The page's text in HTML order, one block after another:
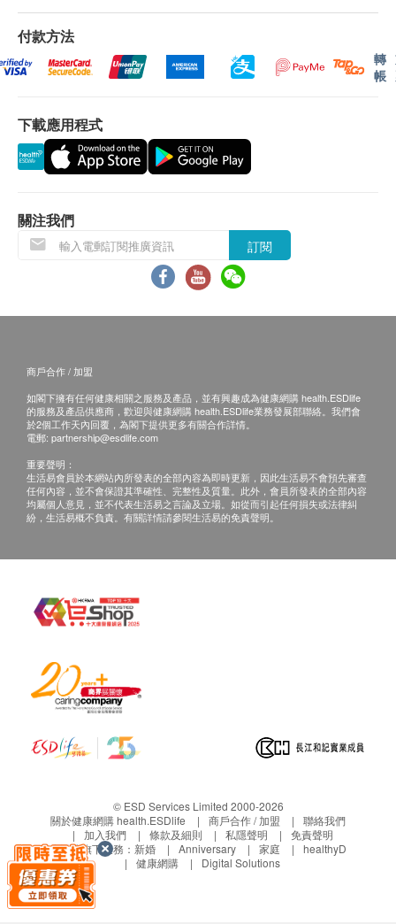
功率：400 W
顏色：白色
過濾/淨化系統：無紡布
集塵盒容量：0.3 公升
尺寸：(H) 153 (W) 341 (D) 380 mm
包裝尺寸：(H) 386 (W) 400 (D) 169 mm
淨重：2.2 kg
每分鐘拍打次數：每分鐘3,000次 (±10%)
控制面板：旋鈕式
其他功能：過熱保護自動感應微動技術
如商品已到達收貨地址而沒有人簽收，德國寶可再
次安排送貨服務，但顧客必須再支付實際運費及特
別地區附加費用。
如 10 個工作天後德國寶仍未能聯絡上顧客，該訂
費用後，安排餘額退款。
所有訂單須視乎相關貨品的供應情況再作最後確
認。倘若德國寶未能提供閣下訂單上之任何產品或
知閣下。
此保用提供德國寶產品之機件在正常使用下一年保
總代理有權選擇維修或更換配件或其損壞部份。
詳細請參閱德國寶產品保用條款。
此產品由German Pool (Hong Kong) Limited 提供
保修服務。如有任何爭議，德國寶(香港)有限公司
和健康網購health.ESDlife保留最終決議權。
重要提示: 以下產品並不適用於以上<質保>條款內
GP_FIR-E4/ GP_FIR-G2/ GP_FIR-F4/ GP_FIM-
SL1G請顧客收到貨品後2個工作天內檢查貨品情
health.ESDlife客戶服務熱線(3151 2288).
用條例以“使用及安裝說明”為準。(商品顏色或會因電
腦螢幕設定差異會略有不同，一切以實物為準。)
議權。
付款方法
轉
帳
下載應用程式
關注我們
訂閱
商戶合作 / 加盟
如閣下擁有任何健康相關之服務及產品，並有興趣成為健康網購 health.ESDlife
的服務及產品供應商，歡迎與健康網購 health.ESDlife業務發展部聯絡。我們會
於2個工作天內回覆，為閣下提供更多有關合作詳情。
電郵: partnership@esdlife.com
重要聲明：
生活易會員於本網站內所發表的全部內容為即時更新，因此生活易不會預先審查
任何內容，並不會保證其準確性、完整性及質量。此外，會員所發表的全部內容
均屬個人意見，並不代表生活易之言論及立場。如從而引起任何損失或法律糾
紛，生活易概不負責。有關詳情請參閱生活易的免責聲明。
© ESD Services Limited 2000-2026
關於健康網購 health.ESDlife
商戶合作 / 加盟
聯絡我們
加入我們
條款及細則 私隱聲明
免責聲明
生活易旗下業務： 新婚 Anniversary 家庭
healthyD
健康網購
Digital Solutions